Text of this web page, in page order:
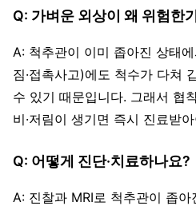
Q: 가벼운 외상이 왜 위험한
A: 척추관이 이미 좁아진 상태
짐·접촉사고)에도 척수가 다쳐
수 있기 때문입니다. 그래서 협
비·저림이 생기면 즉시 진료받
Q: 어떻게 진단·치료하나요?
A: 진찰과 MRI로 척추관이 좁